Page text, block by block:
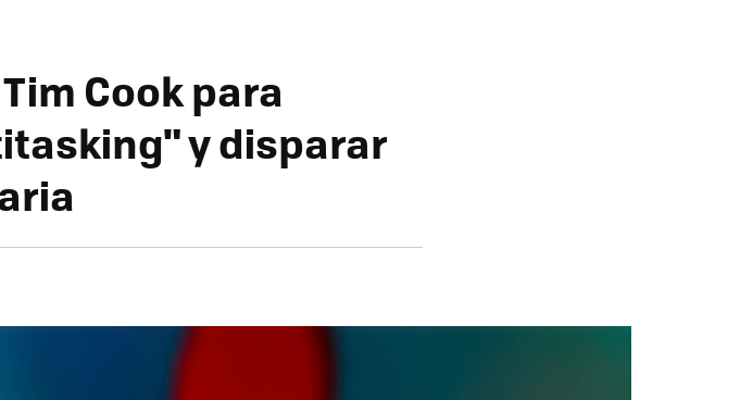
Cook para
y disparar